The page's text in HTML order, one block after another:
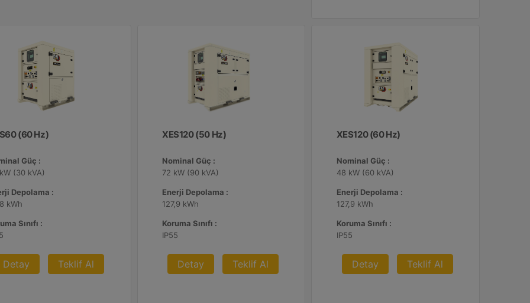
(60 Hz)
Güç :
(30 kVA)
Depolama :
kWh
Sınıfı :
Detay Teklif Al
XES120 (50 Hz)
Nominal Güç :
72 kW (90 kVA)
Enerji Depolama :
127,9 kWh
Koruma Sınıfı :
IP55
Detay Teklif Al
XES120 (60 Hz)
Nominal Güç :
48 kW (60 kVA)
Enerji Depolama :
127,9 kWh
Koruma Sınıfı :
IP55
Detay Teklif Al